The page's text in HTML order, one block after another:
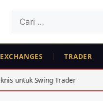
Cari
EXCHANGES TRADER
Analisis Arbitrase